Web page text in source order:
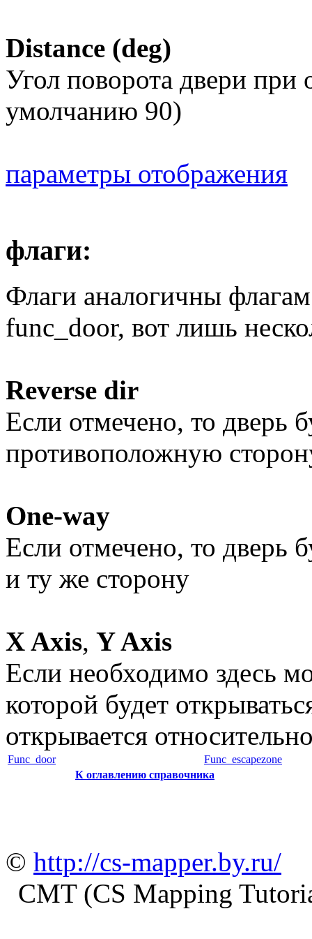
Distance (deg)
Угол поворота двери при
умолчанию 90)
параметры отображения
флаги:
Флаги аналогичны
func_door, вот лишь
Reverse dir
Если отмечено, то дверь
противоположную
One-way
Если отмечено, то дверь
и ту же сторону
X Axis, Y Axis
Если необходимо здесь
которой будет
открывается
Func_door
Func_escapezone
К оглавлению справочника
© http://cs-mapper.by.ru/
CMT (CS Mapping